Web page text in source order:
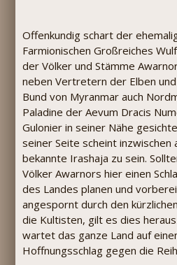
Offenkundig schart der
Farmionischen Großreiches
der Völker und Stämme
neben Vertretern der Elben
Bund von Myranmar auch
Paladine der Aevum Dracis
Gulonier in seiner Nähe
seiner Seite scheint inzwischen
bekannte Irashaja zu sein.
Völker Awarnors hier einen
des Landes planen und
angespornt durch den
die Kultisten, gilt es dies
wartet das ganze Land auf
Hoffnungsschlag gegen die